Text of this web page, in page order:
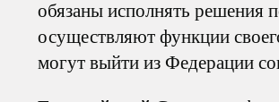
обязаны исполнять решения
осуществляют функции
могут выйти из Федерации